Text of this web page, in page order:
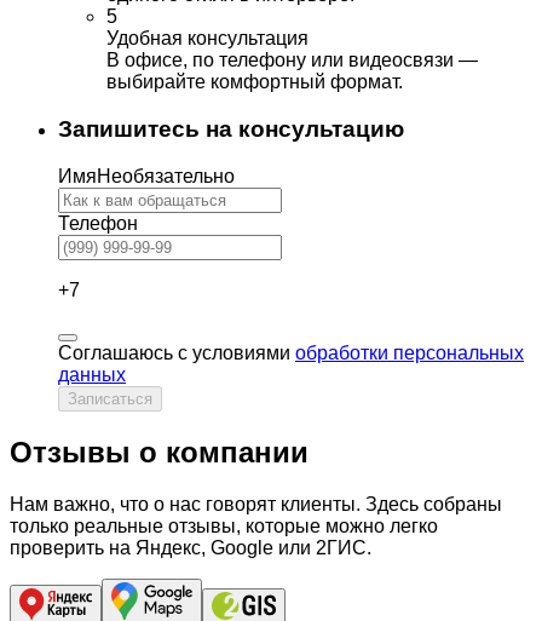
5
Удобная консультация
В офисе, по телефону или видеосвязи —
выбирайте комфортный формат.
Запишитесь на консультацию
ИмяНеобязательно
Телефон
+7
Соглашаюсь с условиями обработки персональных
данных
Записаться
Отзывы о компании
Нам важно, что о нас говорят клиенты. Здесь собраны
только реальные отзывы, которые можно легко
проверить на Яндекс, Google или 2ГИС.